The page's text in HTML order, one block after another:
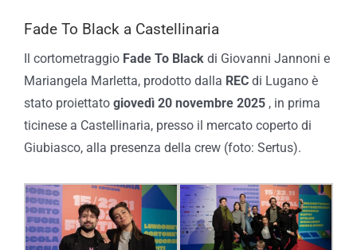
Fade To Black a Castellinaria
Il cortometraggio Fade To Black di Giovanni Jannoni e
Mariangela Marletta, prodotto dalla REC di Lugano è
stato proiettato giovedì 20 novembre 2025 , in prima
ticinese a Castellinaria, presso il mercato coperto di
Giubiasco, alla presenza della crew (foto: Sertus).